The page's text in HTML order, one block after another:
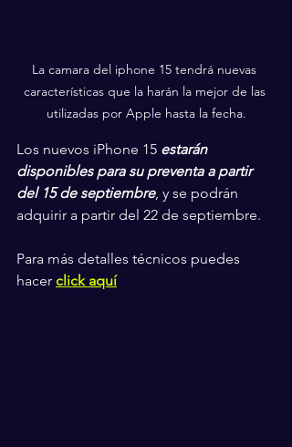
La camara del iphone 15 tendrá nuevas
características que la harán la mejor de las
utilizadas por Apple hasta la fecha.
Los nuevos iPhone 15 estarán
disponibles para su preventa a partir
del 15 de septiembre, y se podrán
adquirir a partir del 22 de septiembre.
Para más detalles técnicos puedes
hacer click aquí